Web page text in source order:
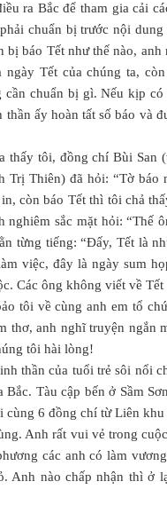
ra Bắc để tham gia cải
chuẩn bị trước nội
báo Tết như thế nào,
Tết của chúng ta,
cần chuẩn bị gì. Nếu kịp
ấy hoàn tất số báo và
thấy tôi, đồng chí Bùi San
Thiên) đã hỏi: “Tờ báo
còn báo Tết thì tôi chả
sắc mặt hỏi: “Thế
từng tiếng: “Đấy, Tết là
việc, đây là ngày sum
Các ông không viết về
tôi về cùng anh em tổ
thơ, anh nghĩ truyện ngắn
tôi hài lòng!
thần của tuổi trẻ sôi nổi
Tàu cập bến ở Sầm
6 đồng chí từ Liên
Anh rất vui vẻ trong
các anh có làm
Anh nào chấp nhận thì ở